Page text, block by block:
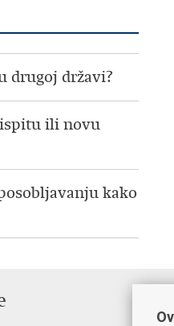
drugoj državi?
ili novu
kako